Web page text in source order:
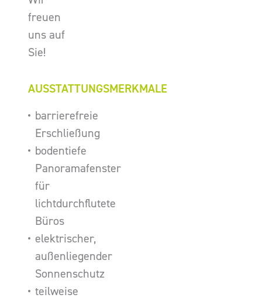
freuen
uns auf
Sie!
AUSSTATTUNGSMERKMALE
barrierefreie
Erschließung
bodentiefe
Panoramafenster
für
lichtdurchflutete
Büros
elektrischer,
außenliegender
Sonnenschutz
teilweise